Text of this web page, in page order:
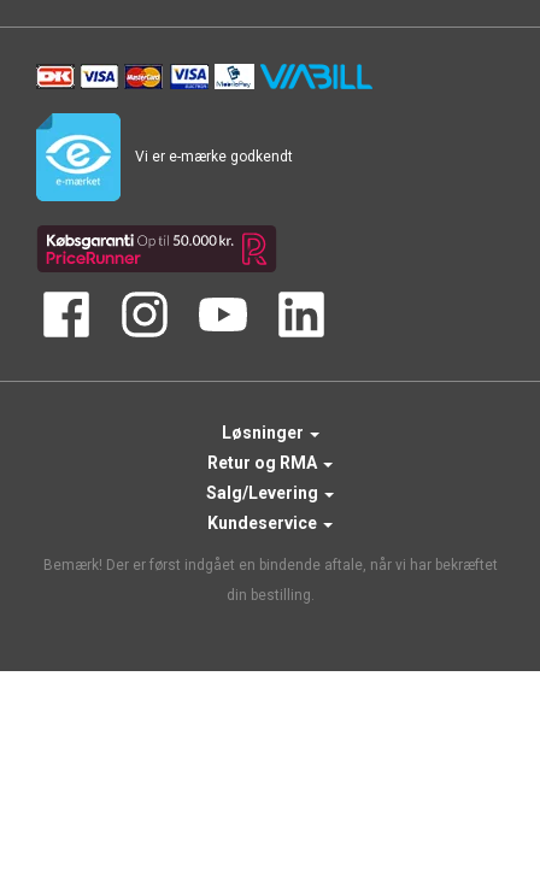
Vi er e-mærke godkendt
Løsninger
Retur og RMA
Salg/Levering
Kundeservice
Bemærk! Der er først indgået en bindende aftale, når vi har bekræftet
din bestilling.